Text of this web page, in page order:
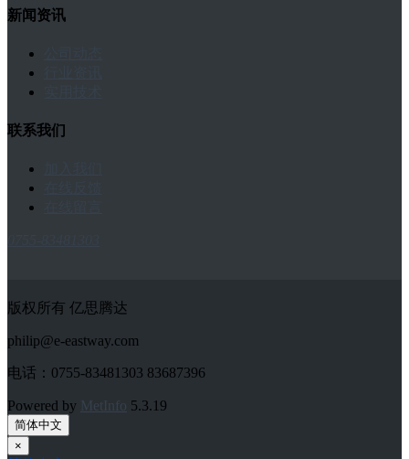
新闻资讯
联系我们
版权所有 亿思腾达
philip@e-eastway.com
电话：0755-83481303 83687396
Powered by MetInfo 5.3.19
简体中文
×